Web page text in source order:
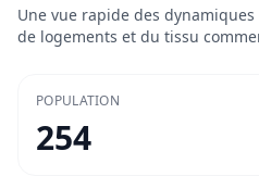
Une vue rapide des
de logements et du tissu
POPULATION
254